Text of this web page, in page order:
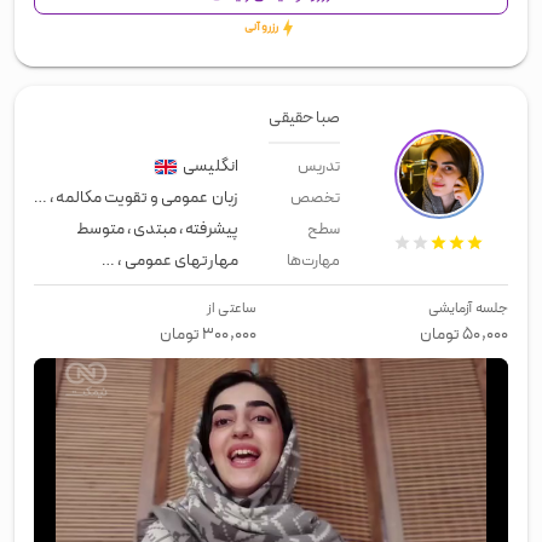
رزرو آنی
صبا حقیقی
تدریس انگلیسی
تخصص زبان عمومی و تقویت مکالمه،
سطح پیشرفته،مبتدی،متوسط
مهارت‌ها مهارتهای عمومی،زبان عمومی
جلسه آزمایشی
۵۰,۰۰۰تومان
ساعتی از
۳۰۰,۰۰۰تومان